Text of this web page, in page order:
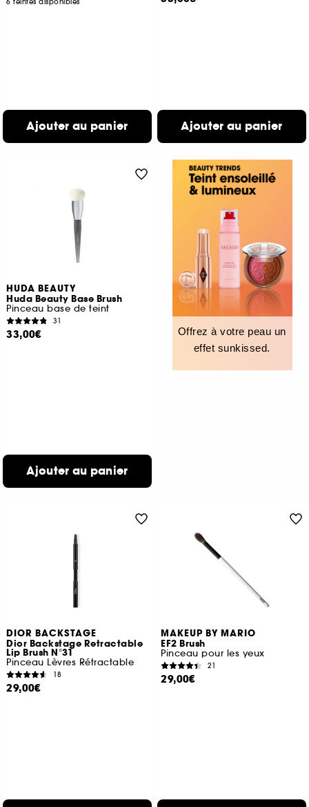
Ajouter au panier Ajouter au panier
HUDA BEAUTY
Huda Beauty Base Brush
Pinceau base de teint
31
33,00€
Ajouter au panier
Offrez à votre peau un
effet sunkissed.
DIOR BACKSTAGE
Dior Backstage Retractable
Lip Brush N°31
Pinceau Lèvres Rétractable
18
29,00€
MAKEUP BY MARIO
EF2 Brush
Pinceau pour les yeux
21
29,00€